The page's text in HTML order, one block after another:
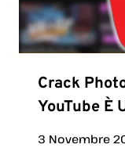
Crack
YouTube È
3 Novembre